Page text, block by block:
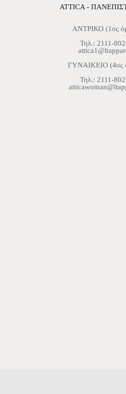
ATTICA -
ΑΝΤΡΙΚΟ (1ος
Τηλ.: 2111-
ΓΥΝΑΙΚΕΙΟ (4ος
Τηλ.: 2111-